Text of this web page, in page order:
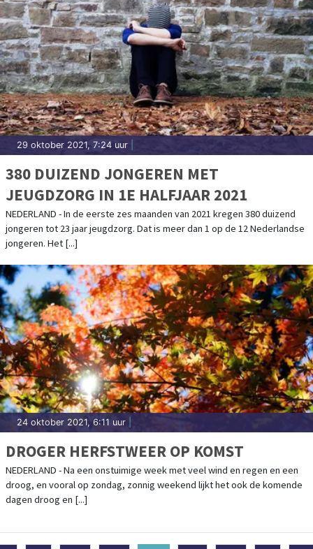
29 oktober 2021, 7:24 uur
380 DUIZEND JONGEREN MET
JEUGDZORG IN 1E HALFJAAR 2021
NEDERLAND - In de eerste zes maanden van 2021 kregen 380 duizend
jongeren tot 23 jaar jeugdzorg. Dat is meer dan 1 op de 12 Nederlandse
jongeren. Het [...]
24 oktober 2021, 6:11 uur
DROGER HERFSTWEER OP KOMST
NEDERLAND - Na een onstuimige week met veel wind en regen en een
droog, en vooral op zondag, zonnig weekend lijkt het ook de komende
dagen droog en [...]